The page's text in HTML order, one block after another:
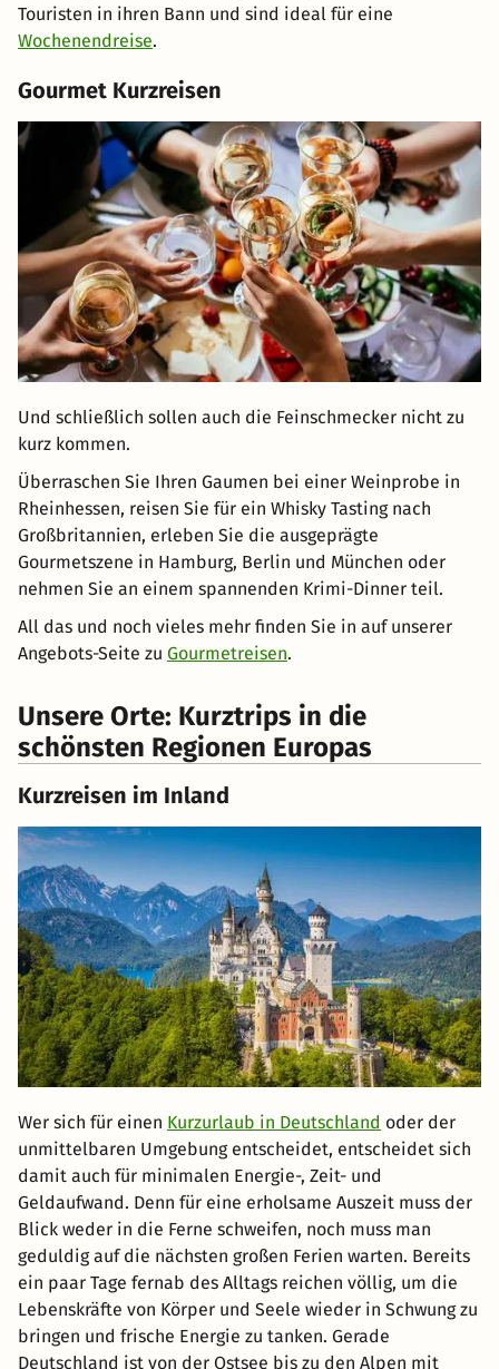
Touristen in ihren Bann und sind ideal für eine
Wochenendreise.
Gourmet Kurzreisen
Und schließlich sollen auch die Feinschmecker nicht zu
kurz kommen.
Überraschen Sie Ihren Gaumen bei einer Weinprobe in
Rheinhessen, reisen Sie für ein Whisky Tasting nach
Großbritannien, erleben Sie die ausgeprägte
Gourmetszene in Hamburg, Berlin und München oder
nehmen Sie an einem spannenden Krimi-Dinner teil.
All das und noch vieles mehr finden Sie in auf unserer
Angebots-Seite zu Gourmetreisen.
Unsere Orte: Kurztrips in die
schönsten Regionen Europas
Kurzreisen im Inland
Wer sich für einen Kurzurlaub in Deutschland oder der
unmittelbaren Umgebung entscheidet, entscheidet sich
damit auch für minimalen Energie-, Zeit- und
Geldaufwand. Denn für eine erholsame Auszeit muss der
Blick weder in die Ferne schweifen, noch muss man
geduldig auf die nächsten großen Ferien warten. Bereits
ein paar Tage fernab des Alltags reichen völlig, um die
Lebenskräfte von Körper und Seele wieder in Schwung zu
bringen und frische Energie zu tanken. Gerade
Deutschland ist von der Ostsee bis zu den Alpen mit